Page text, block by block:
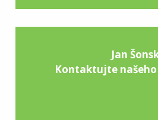
Jan
Kontaktujte